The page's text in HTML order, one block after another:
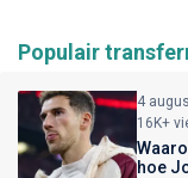
Populair
4
16K+
hoe